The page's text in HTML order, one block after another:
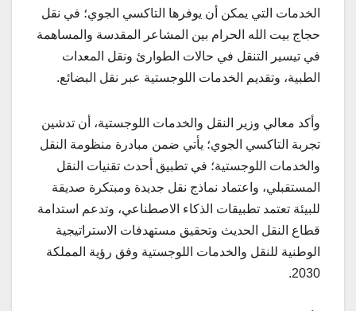
الخدمات التي يمكن أن يوفرها التاكسي الجوي؛ في نقل
حجاج بيت الله الحرام بين المشاعر المقدسة والمساهمة
في تيسير التنقل في حالات الطوارئ ونقل المعدات
الطبية، وتقديم الخدمات اللوجستية عبر نقل البضائع.
وأكد معالي وزير النقل والخدمات اللوجستية، أن تدشين
تجربة التاكسي الجوي؛ يأتي ضمن مبادرة منظومة النقل
والخدمات اللوجستية؛ في تطبيق أحدث تقنيات النقل
المستقبلي، واعتماد نماذج نقل جديدة ومبتكرة صديقة
للبيئة تعتمد تطبيقات الذكاء الاصطناعي، وتدعم استدامة
قطاع النقل الحديث وتحقيق مستهدفات الاستراتيجية
الوطنية للنقل والخدمات اللوجستية وفق رؤية المملكة
2030.